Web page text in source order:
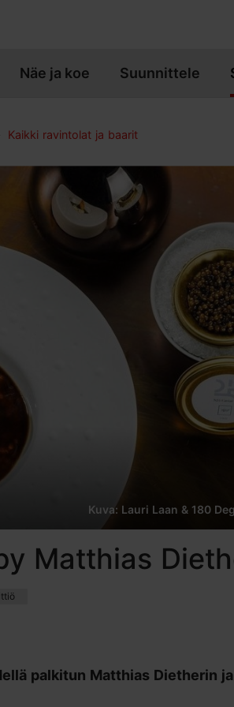
Näe ja koe Suunnittele
Kaikki ravintolat ja baarit
Kuva: Lauri Laan & 180
Matthias
palkitun Matthias Dietherin